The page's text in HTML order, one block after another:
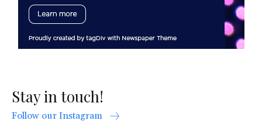
Stay in touch!
Follow our Instagram